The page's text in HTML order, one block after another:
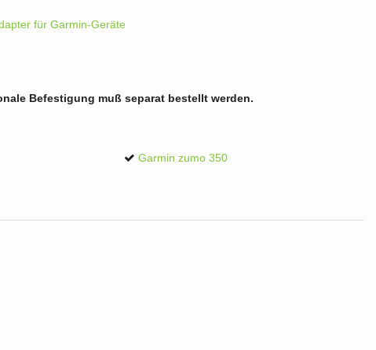
für Garmin-Geräte
Befestigung muß separat bestellt werden.
Garmin zumo 350